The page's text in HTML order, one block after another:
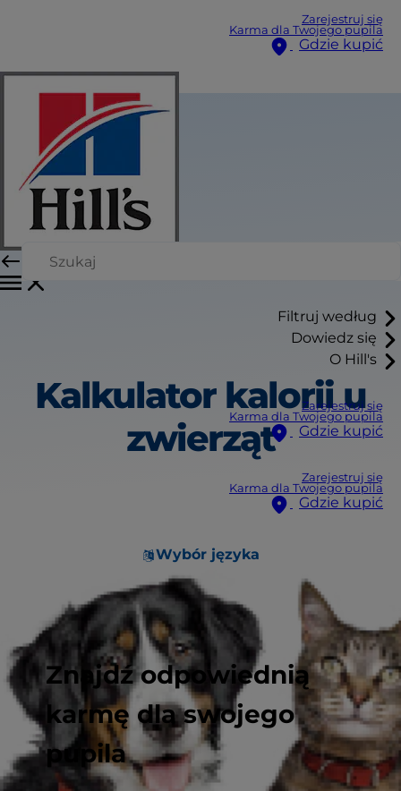
Zarejestruj się
Karma dla Twojego pupila
Gdzie kupić
Filtruj według
Dowiedz się
O Hill's
Zarejestruj się
Karma dla Twojego pupila
Gdzie kupić
Zarejestruj się
Karma dla Twojego pupila
Gdzie kupić
Wybór języka
Znajdź odpowiednią
karmę dla swojego
pupila
Kalkulator kalorii u
zwierząt